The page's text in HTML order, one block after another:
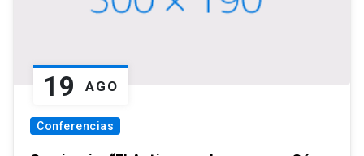
19 AGO
Conferencias